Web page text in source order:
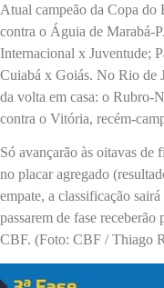
Atual campeão da Copa do
contra o Águia de Marabá-
Internacional x Juventude;
Cuiabá x Goiás. No Rio de
da volta em casa: o Rubro-
contra o Vitória, recém-
Só avançarão às oitavas
no placar agregado
empate, a classificação
passarem de fase
CBF. (Foto: CBF / Thiago